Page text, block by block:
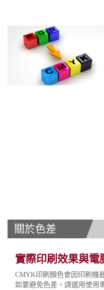
關於色差
實際印刷效果與電
CMYK印刷顏色會因印刷機
如要避免色差，請選用使用